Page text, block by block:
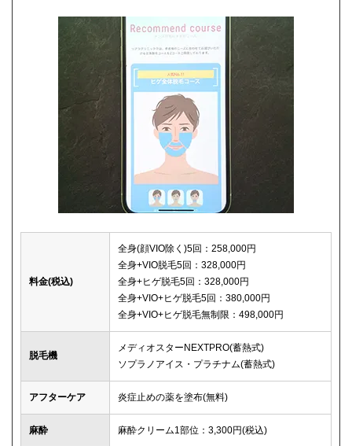
料金(税込)
全身(顔VIO除く)5回：258,000円
全身+VIO脱毛5回：328,000円
全身+ヒゲ脱毛5回：328,000円
全身+VIO+ヒゲ脱毛5回：380,000円
全身+VIO+ヒゲ脱毛無制限：498,000円
脱毛機
メディオスターNEXTPRO(蓄熱式)
ソプラノアイス・プラチナム(蓄熱式)
アフターケア 炎症止めの薬を塗布(無料)
麻酔 麻酔クリーム1部位：3,300円(税込)